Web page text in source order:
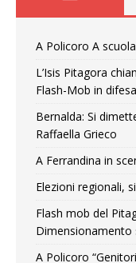
A Policoro A
L’Isis Pitagora
Flash-Mob in
Bernalda: Si
Raffaella Grieco
A Ferrandina in
Elezioni regionali,
Flash mob del
Dimensionamento
A Policoro